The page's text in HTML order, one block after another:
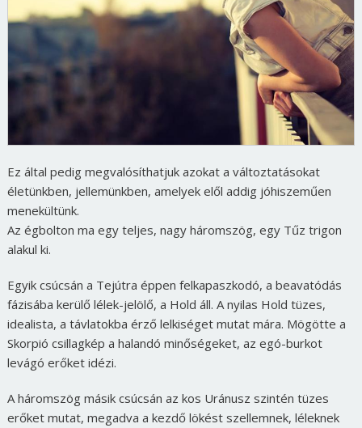
Ez által pedig megvalósíthatjuk azokat a változtatásokat
életünkben, jellemünkben, amelyek elől addig jóhiszeműen
menekültünk.
Az égbolton ma egy teljes, nagy háromszög, egy Tűz trigon
alakul ki.
Egyik csúcsán a Tejútra éppen felkapaszkodó, a beavatódás
fázisába kerülő lélek-jelölő, a Hold áll. A nyilas Hold tüzes,
idealista, a távlatokba érző lelkiséget mutat mára. Mögötte a
Skorpió csillagkép a halandó minőségeket, az egó-burkot
levágó erőket idézi.
A háromszög másik csúcsán az kos Uránusz szintén tüzes
erőket mutat, megadva a kezdő lökést szellemnek, léleknek